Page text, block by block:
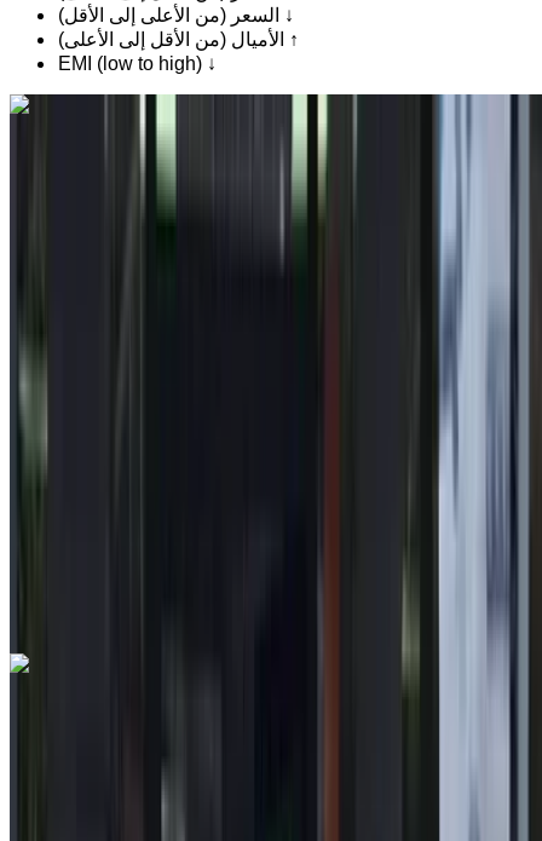
السعر (من الأعلى إلى الأقل) ↓
الأميال (من الأقل إلى الأعلى) ↑
EMI (low to high) ↓
تويوتا Corolla 1.8 Dynamic+ 2020
للبيع في الرباط: أبيض سيدان, سيارة هايبرد سيارة, أخرى
مطار الرباط-سلا الدولي, الرباط
قسط شهري ثابت